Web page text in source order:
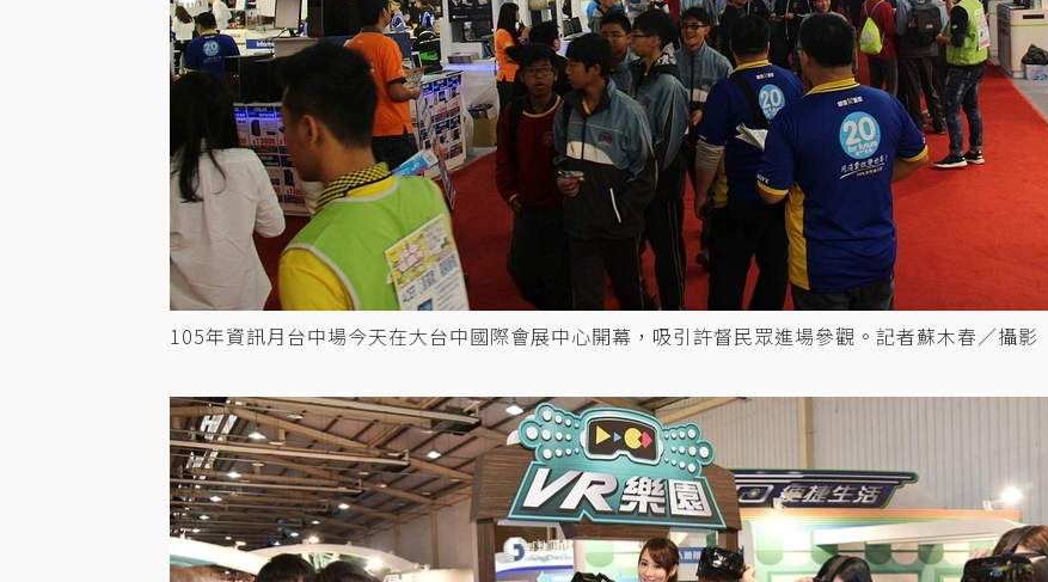
105年資訊月台中場今天在大台中國際會展中心開幕，吸引許督民眾進場參觀。記者蘇木春／攝影